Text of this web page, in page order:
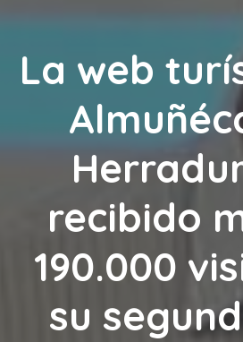
La web
recibido
190.000
su